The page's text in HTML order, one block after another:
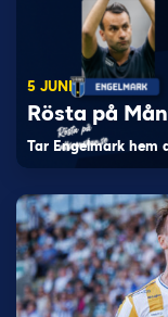
5 JUNI
Rösta på
Tar Engelmark hem